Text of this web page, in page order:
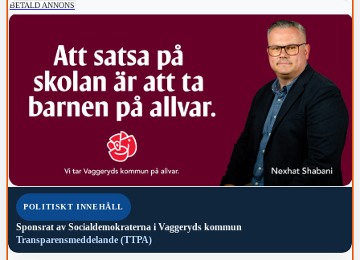
BETALD ANNONS
POLITISKT INNEHÅLL
Sponsrat av Socialdemokraterna i Vaggeryds kommun
Transparensmeddelande (TTPA)